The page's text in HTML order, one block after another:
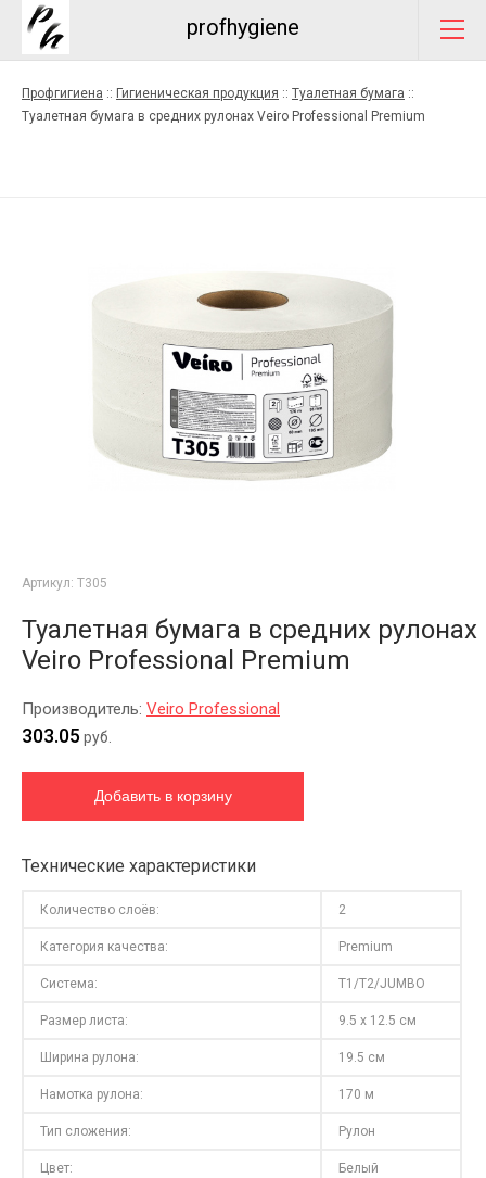
profhygiene
Профгигиена :: Гигиеническая продукция :: Туалетная бумага ::
Туалетная бумага в средних рулонах Veiro Professional Premium
Артикул: T305
Туалетная бумага в средних рулонах
Veiro Professional Premium
Производитель: Veiro Professional
303.05руб.
Технические характеристики
Количество слоёв: 2
Категория качества: Premium
Система: T1/T2/JUMBO
Размер листа: 9.5 x 12.5 см
Ширина рулона: 19.5 см
Намотка рулона: 170 м
Тип сложения: Рулон
Цвет: Белый